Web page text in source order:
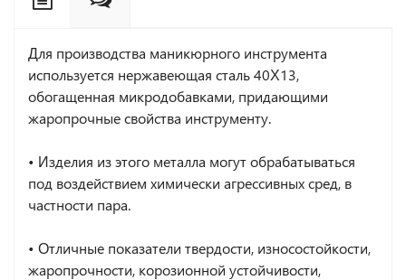
Для производства маникюрного инструмента
используется нержавеющая сталь 40Х13,
обогащенная микродобавками, придающими
жаропрочные свойства инструменту.
• Изделия из этого металла могут обрабатываться
под воздействием химически агрессивных сред, в
частности пара.
• Отличные показатели твердости, износостойкости,
жаропрочности, корозионной устойчивости,